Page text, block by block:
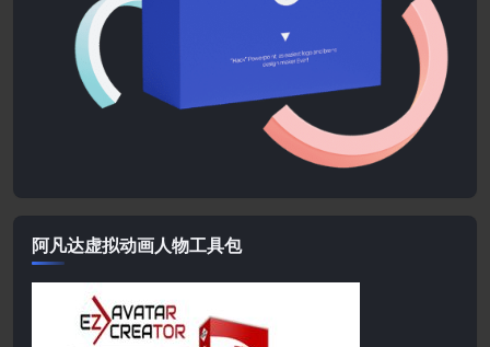
阿凡达虚拟动画人物工具包